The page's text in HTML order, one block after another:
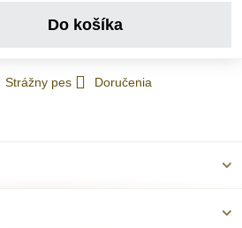
Do košíka
Strážny pes Doručenia